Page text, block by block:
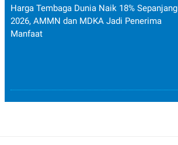
Harga Tembaga Dunia Naik 18% Sepanjang
2026, AMMN dan MDKA Jadi Penerima
Manfaat